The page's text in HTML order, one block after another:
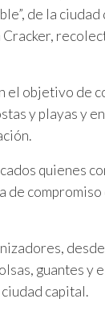
de la
Cracker,
el objetivo de
y playas y
quienes
de
guantes y
capital.